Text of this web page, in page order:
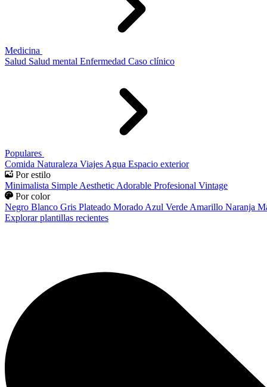
Medicina
Salud Salud mental Enfermedad Caso clínico
Populares
Comida Naturaleza Viajes Agua Espacio exterior
Por estilo
Minimalista Simple Aesthetic Adorable Profesional Vintage
Por color
Negro Blanco Gris Plateado Morado Azul Verde Amarillo Naranja
Explorar plantillas recientes